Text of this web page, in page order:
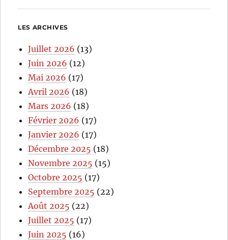
LES ARCHIVES
Juillet 2026 (13)
Juin 2026 (12)
Mai 2026 (17)
Avril 2026 (18)
Mars 2026 (18)
Février 2026 (17)
Janvier 2026 (17)
Décembre 2025 (18)
Novembre 2025 (15)
Octobre 2025 (17)
Septembre 2025 (22)
Août 2025 (22)
Juillet 2025 (17)
Juin 2025 (16)